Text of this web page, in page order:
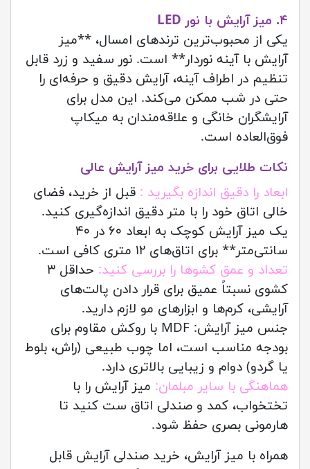
۴. میز آرایش با نور LED
یکی از محبوب‌ترین ترندهای امسال، **میز
آرایش با آینه نوردار** است. نور سفید و زرد قابل
تنظیم در اطراف آینه، آرایش دقیق و حرفه‌ای را
حتی در شب ممکن می‌کند. این مدل برای
آرایشگران خانگی و علاقه‌مندان به میکاپ
فوق‌العاده است.
نکات طلایی برای خرید میز آرایش عالی
ابعاد را دقیق اندازه بگیرید : قبل از خرید، فضای
خالی اتاق خود را با متر دقیق اندازه‌گیری کنید.
یک میز آرایش کوچک به ابعاد ۶۰ در ۴۰
سانتی‌متر** برای اتاق‌های ۱۲ متری کافی است.
تعداد و عمق کشوها را بررسی کنید:
حداقل ۳
کشوی نسبتاً عمیق برای قرار دادن پالت‌های
آرایشی، کرم‌ها و ابزارهای مو لازم دارید.
جنس میز آرایش: MDF با روکش مقاوم برای
بودجه مناسب است، اما چوب طبیعی (راش، بلوط
یا گردو) دوام و زیبایی بالاتری دارد.
هماهنگی با سایر مبلمان: میز آرایش را با
تختخواب، کمد و صندلی اتاق ست کنید تا
هارمونی بصری حفظ شود.
همراه با میز آرایش، خرید صندلی آرایش قابل